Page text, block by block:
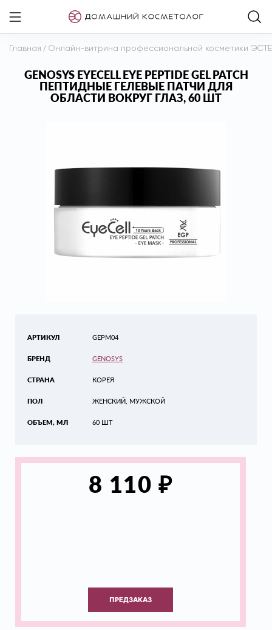
Главная / Онлайн-витрина профессиональной косметики
GENOSYS EYECELL EYE PEPTIDE GEL PATCH
ПЕПТИДНЫЕ ГЕЛЕВЫЕ ПАТЧИ ДЛЯ
ОБЛАСТИ ВОКРУГ ГЛАЗ, 60 ШТ
АРТИКУЛ
БРЕНД
СТРАНА
ПОЛ
ОБЪЕМ, МЛ
GEPM04
GENOSYS
КОРЕЯ
ЖЕНСКИЙ, МУЖСКОЙ
60 ШТ
8 110 ₽
ПРЕДЗАКАЗ